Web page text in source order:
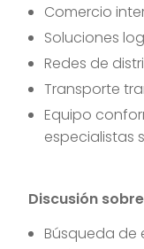
Comercio
Soluciones
Redes de
Transporte
Equipo
especialistas
Discusión
Búsqueda de